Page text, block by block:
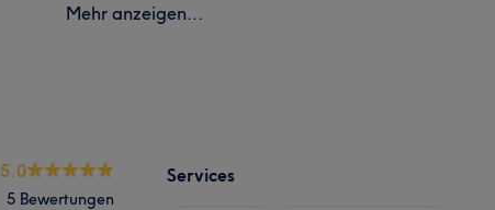
Mehr anzeigen...
5.0
5 Bewertungen
Services